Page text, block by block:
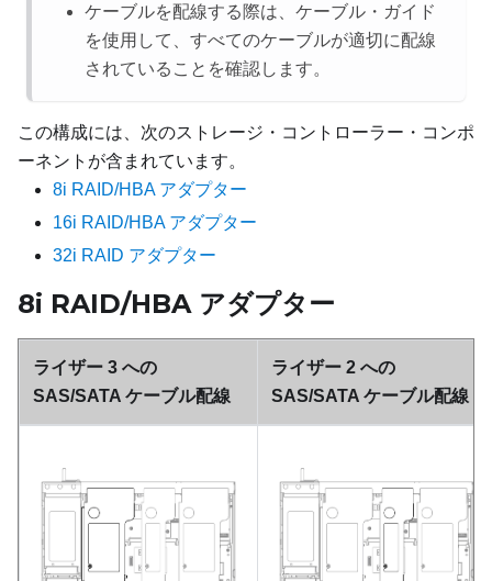
ケーブルを配線する際は、ケーブル・ガイド
を使用して、すべてのケーブルが適切に配線
されていることを確認します。
この構成には、次のストレージ・コントローラー・コンポ
ーネントが含まれています。
8i RAID/HBA アダプター
16i RAID/HBA アダプター
32i RAID アダプター
8i RAID/HBA アダプター
ライザー 3 への
SAS/SATA ケーブル配線
ライザー 2 への
SAS/SATA ケーブル配線